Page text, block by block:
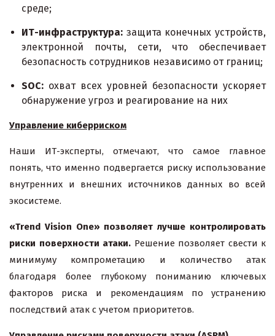
среде;
ИТ-инфраструктура: защита конечных устройств,
электронной почты, сети, что обеспечивает
безопасность сотрудников независимо от границ;
SOC: охват всех уровней безопасности ускоряет
обнаружение угроз и реагирование на них
Управление киберриском
Наши ИТ-эксперты, отмечают, что самое главное
понять, что именно подвергается риску использование
внутренних и внешних источников данных во всей
экосистеме.
«Trend Vision One» позволяет лучше контролировать
риски поверхности атаки. Решение позволяет свести к
минимуму компрометацию и количество атак
благодаря более глубокому пониманию ключевых
факторов риска и рекомендациям по устранению
последствий атак с учетом приоритетов.